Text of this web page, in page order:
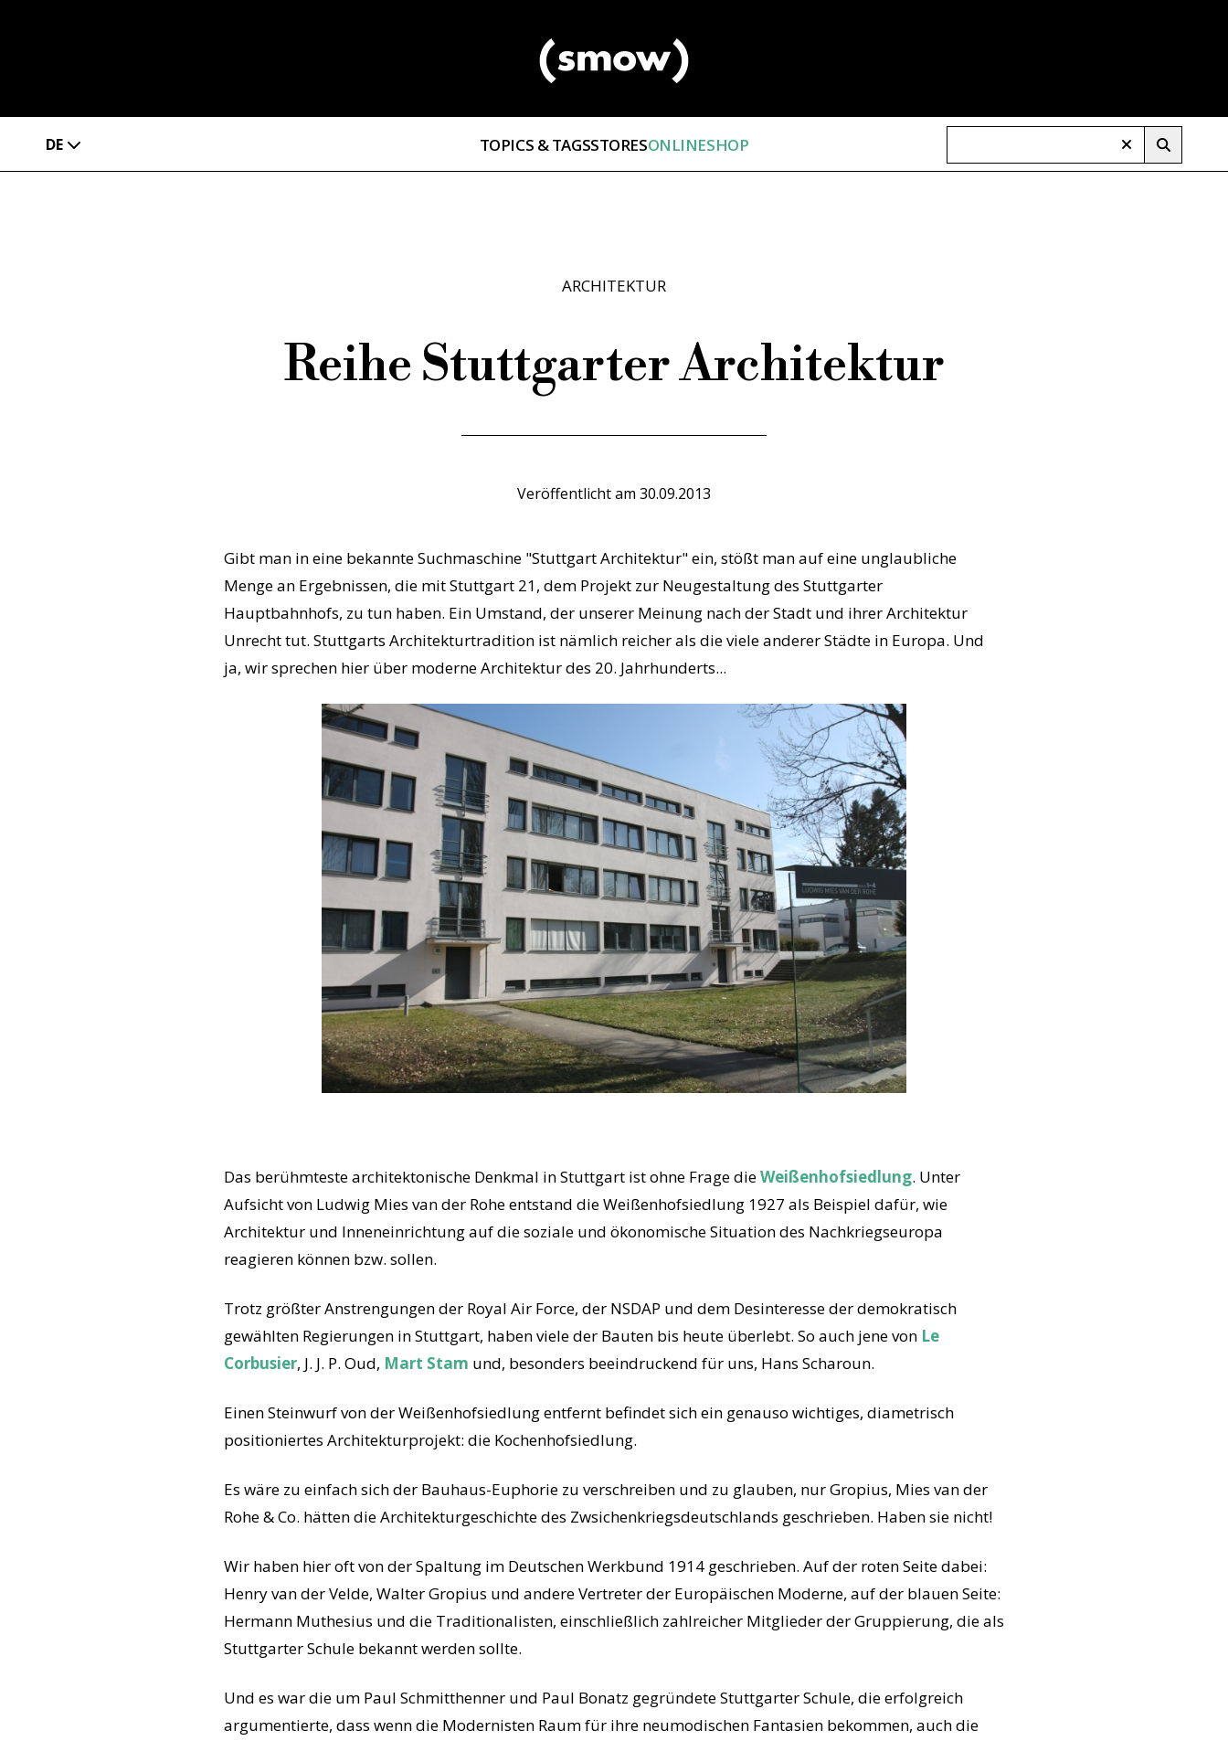
DE TOPICS & TAGSSTORESONLINESHOP
ARCHITEKTUR
Reihe Stuttgarter Architektur
Veröffentlicht am 30.09.2013
Gibt man in eine bekannte Suchmaschine "Stuttgart Architektur" ein, stößt man auf eine unglaubliche
Menge an Ergebnissen, die mit Stuttgart 21, dem Projekt zur Neugestaltung des Stuttgarter
Hauptbahnhofs, zu tun haben. Ein Umstand, der unserer Meinung nach der Stadt und ihrer Architektur
Unrecht tut. Stuttgarts Architekturtradition ist nämlich reicher als die viele anderer Städte in Europa. Und
ja, wir sprechen hier über moderne Architektur des 20. Jahrhunderts...
Das berühmteste architektonische Denkmal in Stuttgart ist ohne Frage dieWeißenhofsiedlung. Unter
Aufsicht von Ludwig Mies van der Rohe entstand die Weißenhofsiedlung 1927 als Beispiel dafür, wie
Architektur und Inneneinrichtung auf die soziale und ökonomische Situation des Nachkriegseuropa
reagieren können bzw. sollen.
Trotz größter Anstrengungen der Royal Air Force, der NSDAP und dem Desinteresse der demokratisch
gewählten Regierungen in Stuttgart, haben viele der Bauten bis heute überlebt. So auch jene von Le
Corbusier, J. J. P. Oud, Mart Stam und, besonders beeindruckend für uns, Hans Scharoun.
Einen Steinwurf von der Weißenhofsiedlung entfernt befindet sich ein genauso wichtiges, diametrisch
positioniertes Architekturprojekt: die Kochenhofsiedlung.
Es wäre zu einfach sich der Bauhaus-Euphorie zu verschreiben und zu glauben, nur Gropius, Mies van der
Rohe & Co. hätten die Architekturgeschichte des Zwsichenkriegsdeutschlands geschrieben. Haben sie nicht!
Wir haben hier oft von der Spaltung im Deutschen Werkbund 1914 geschrieben. Auf der roten Seite dabei:
Henry van der Velde, Walter Gropius und andere Vertreter der Europäischen Moderne, auf der blauen Seite:
Hermann Muthesius und die Traditionalisten, einschließlich zahlreicher Mitglieder der Gruppierung, die als
Stuttgarter Schule bekannt werden sollte.
Und es war die um Paul Schmitthenner und Paul Bonatz gegründete Stuttgarter Schule, die erfolgreich
argumentierte, dass wenn die Modernisten Raum für ihre neumodischen Fantasien bekommen, auch die